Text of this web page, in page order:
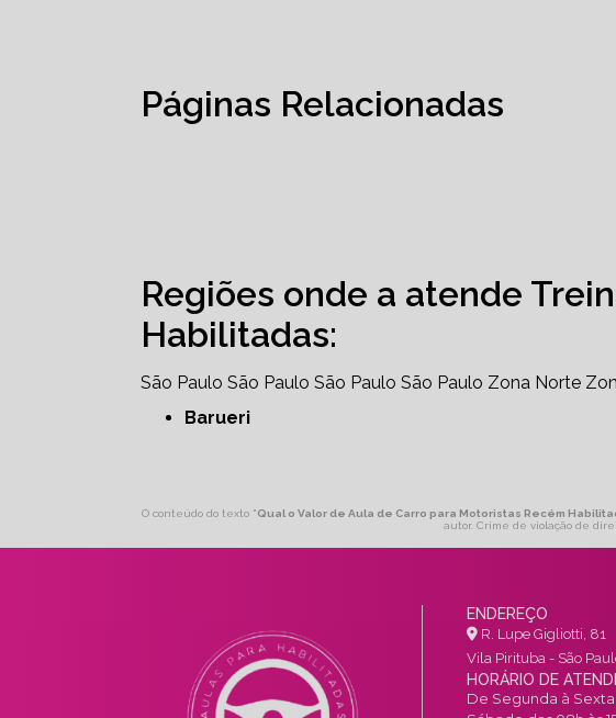
Páginas Relacionadas
Regiões onde a atende
Habilitadas:
São Paulo São Paulo São Paulo São Paulo Zona Norte
Barueri
O conteúdo do texto "Qual o Valor de Aula de Carro para Motoristas Recém
autor. Crime de violação de
ENDEREÇO
R. Lupe Gigliotti, 81
Vila Pirituba - São
HORÁRIO DE
De Segunda à Sexta